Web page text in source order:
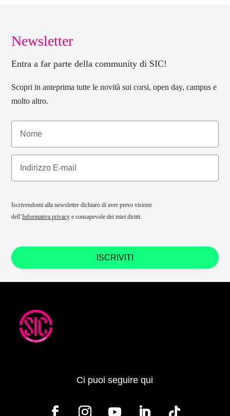
Newsletter
Entra a far parte della community di SIC!
Scopri in anteprima tutte le novità sui corsi, open day, campus e
molto altro.
ISCRIVITI
Iscrivendomi alla newsletter dichiaro di aver preso visione
dell’Informativa privacy e consapevole dei miei diritti.
Ci puoi seguire qui